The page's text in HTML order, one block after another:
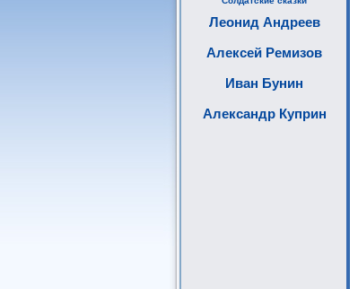
Леонид Андреев
Алексей Ремизов
Иван Бунин
Александр Куприн